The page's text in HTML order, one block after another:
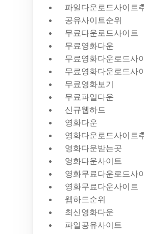
파일다운로드사이트
공유사이트순위
무료다운로드사이트
무료영화다운
무료영화다운로드사
무료영화다운로드사
무료영화보기
무료파일다운
신규웹하드
영화다운
영화다운로드사이트
영화다운받는곳
영화다운사이트
영화무료다운로드사
영화무료다운사이트
웹하드순위
최신영화다운
파일공유사이트